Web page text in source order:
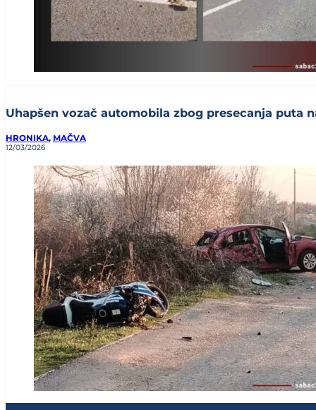
Uhapšen vozač automobila zbog presecanja puta
HRONIKA, MAČVA
12/03/2026